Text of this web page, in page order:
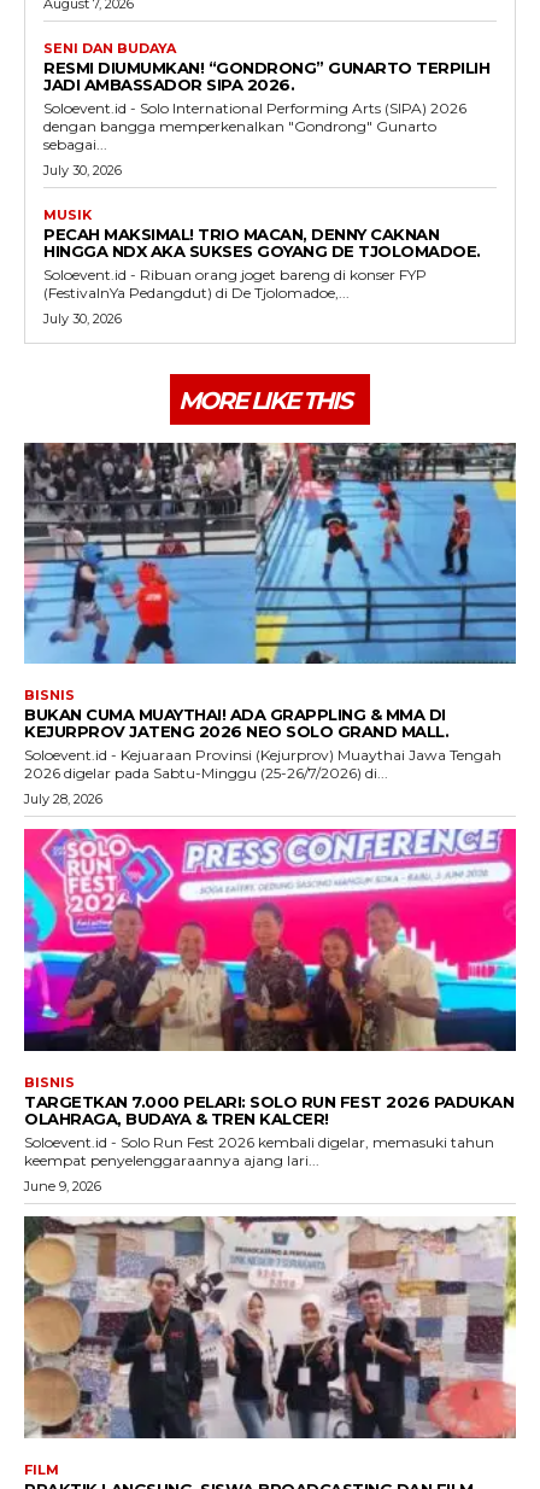
SENI DAN BUDAYA
RESMI DIUMUMKAN! “GONDRONG” GUNARTO TERPILIH
JADI AMBASSADOR SIPA 2026.
Soloevent.id - Solo International Performing Arts (SIPA) 2026
dengan bangga memperkenalkan "Gondrong" Gunarto
sebagai...
July 30, 2026
MUSIK
PECAH MAKSIMAL! TRIO MACAN, DENNY CAKNAN
HINGGA NDX AKA SUKSES GOYANG DE TJOLOMADOE.
Soloevent.id - Ribuan orang joget bareng di konser FYP
(FestivalnYa Pedangdut) di De Tjolomadoe,...
July 30, 2026
MORE LIKE THIS
BISNIS
BUKAN CUMA MUAYTHAI! ADA GRAPPLING & MMA DI
KEJURPROV JATENG 2026 NEO SOLO GRAND MALL.
Soloevent.id - Kejuaraan Provinsi (Kejurprov) Muaythai Jawa Tengah
2026 digelar pada Sabtu-Minggu (25-26/7/2026) di...
July 28, 2026
BISNIS
TARGETKAN 7.000 PELARI: SOLO RUN FEST 2026 PADUKAN
OLAHRAGA, BUDAYA & TREN KALCER!
Soloevent.id - Solo Run Fest 2026 kembali digelar, memasuki tahun
keempat penyelenggaraannya ajang lari...
June 9, 2026
FILM